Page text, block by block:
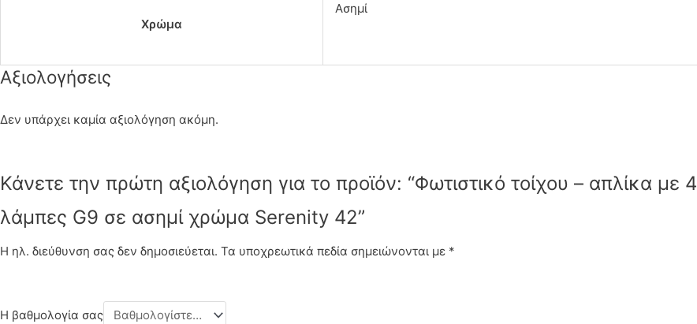
Χρώμα
Ασημί
Αξιολογήσεις
Δεν υπάρχει καμία αξιολόγηση ακόμη.
Κάνετε την πρώτη αξιολόγηση για το προϊόν: “Φωτιστικό τοίχου – απλίκα με 4
λάμπες G9 σε ασημί χρώμα Serenity 42”
Η ηλ. διεύθυνση σας δεν δημοσιεύεται. Τα υποχρεωτικά πεδία σημειώνονται με *
Η βαθμολογία σας